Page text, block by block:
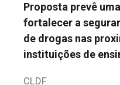
Proposta prevê
fortalecer a
de drogas nas
instituições de
CLDF